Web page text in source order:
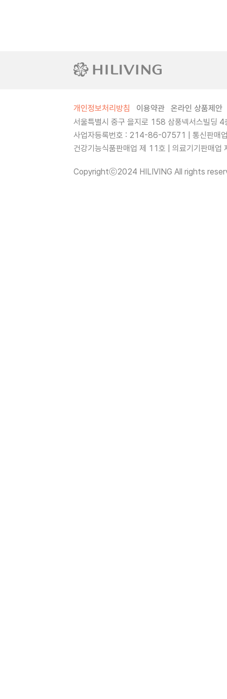
개인정보처리방침 이용약관
온라인 상품제안
서울특별시 중구 을지로 158 삼풍넥서스빌딩
사업자등록번호 : 214-86-07571 | 통신판매
건강기능식품판매업 제 11호 | 의료기기판매
Copyrightⓒ2024 HILIVING All rights